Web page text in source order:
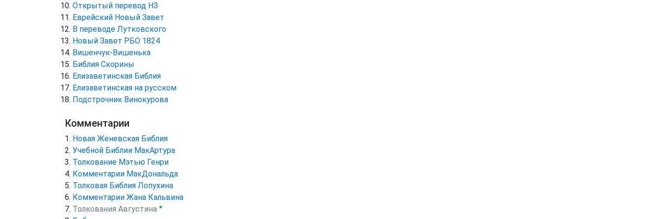
Открытый перевод НЗ
Еврейский Новый Завет
В переводе Лутковского
Новый Завет РБО 1824
Вишенчук-Вишенька
Библия Скорины
Елизаветинская Библия
Елизаветинская на русском
Подстрочник Винокурова
Комментарии
Новая Женевская Библия
Учебной Библии МакАртура
Толкование Мэтью Генри
Комментарии МакДональда
Толковая Библия Лопухина
Комментарии Жана Кальвина
Толкования Августина ●